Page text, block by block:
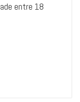
entre 18